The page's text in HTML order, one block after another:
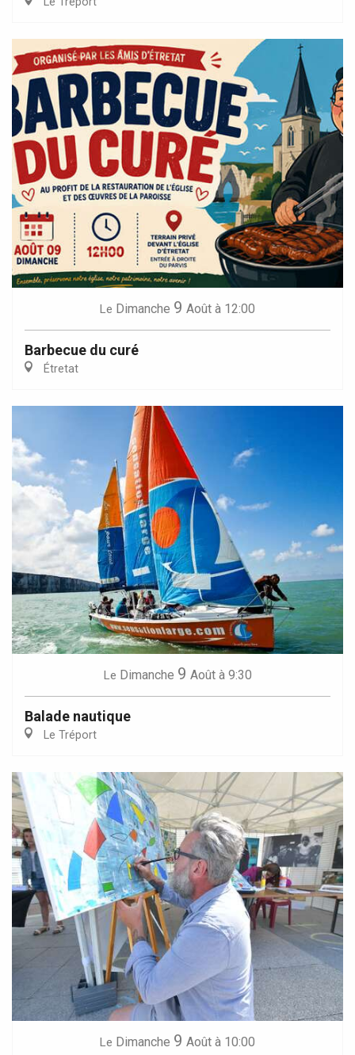
Le Dimanche 9 Août à 12:00
Barbecue du curé
Étretat
Le Dimanche 9 Août à 9:30
Balade nautique
Le Tréport
Le Dimanche 9 Août à 10:00